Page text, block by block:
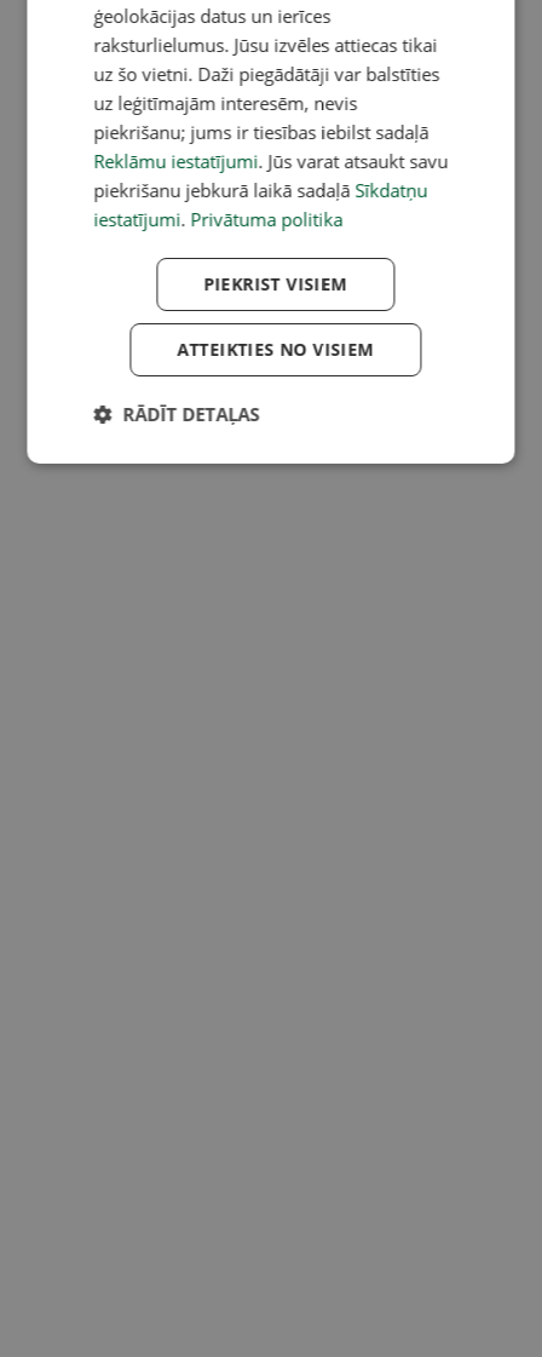
ģeolokācijas datus un ierīces
raksturlielumus. Jūsu izvēles attiecas tikai
uz šo vietni. Daži piegādātāji var balstīties
uz leģitīmajām interesēm, nevis
piekrišanu; jums ir tiesības iebilst sadaļā
Reklāmu iestatījumi. Jūs varat atsaukt savu
piekrišanu jebkurā laikā sadaļā Sīkdatņu
iestatījumi. Privātuma politika
PIEKRIST VISIEM
ATTEIKTIES NO VISIEM
RĀDĪT DETAĻAS